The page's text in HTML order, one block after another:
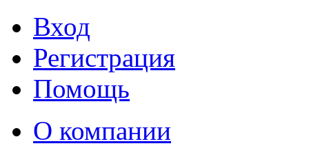
Вход
Регистрация
Помощь
О компании